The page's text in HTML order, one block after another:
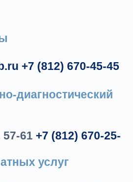
+7 (812) 670-45-45
диагностический
61 +7 (812) 670-25-
услуг